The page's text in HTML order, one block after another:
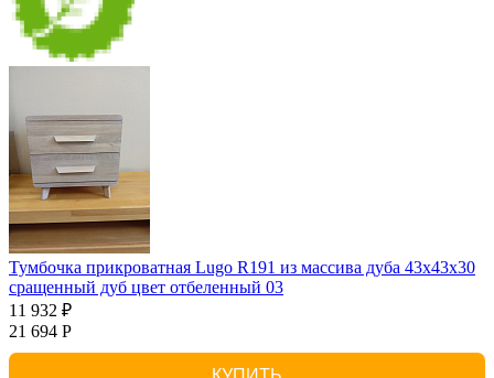
Тумбочка прикроватная Lugo R191 из массива дуба 43х43х30
сращенный дуб цвет отбеленный 03
11 932 ₽
21 694 Р